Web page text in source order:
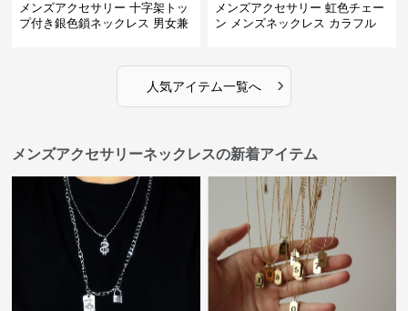
メンズアクセサリー 十字架トッ
プ付き銀色鎖ネックレス 男女兼
メンズアクセサリー 虹色チェー
ン メンズネックレス カラフル
人気アイテム一覧へ ›
メンズアクセサリーネックレスの新着アイテム